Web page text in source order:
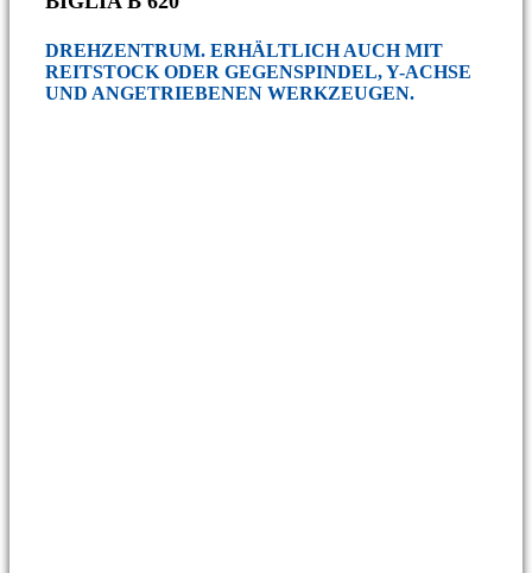
DREHZENTRUM. ERHÄLTLICH AUCH MIT
REITSTOCK ODER GEGENSPINDEL, Y-ACHSE
UND ANGETRIEBENEN WERKZEUGEN.